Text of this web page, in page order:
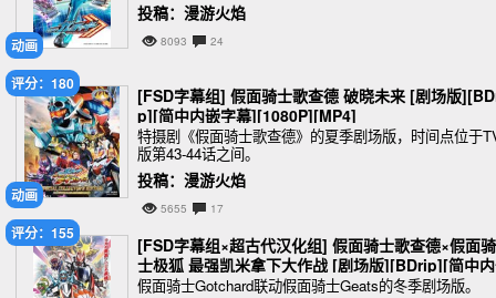
动画
投稿：漫游火焰
8093 24
动画
评分：180
[FSD字幕组] 假面骑士歌查德 破晓未来 [剧场版
p][简中内嵌字幕][1080P][MP4]
特摄剧《假面骑士歌查德》的夏季剧场版，时间点位于
版第43-44话之间。
投稿：漫游火焰
5655 17
评分：155
[FSD字幕组×超古代汉化组] 假面骑士歌查德×假面骑
士极狐 最强凯米拿下大作战 [剧场版][BDrip][简中
字幕][1080P][MKV]
假面骑士Gotchard联动假面骑士Geats的冬季剧场版。